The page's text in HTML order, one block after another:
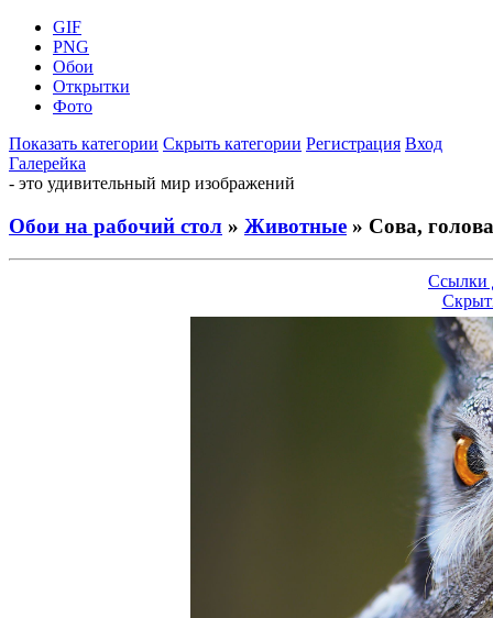
GIF
PNG
Обои
Открытки
Фото
Показать категории Скрыть категории Регистрация Вход
Галерейка
- это удивительный мир изображений
Обои на рабочий стол » Животные » Сова,
Ссылки